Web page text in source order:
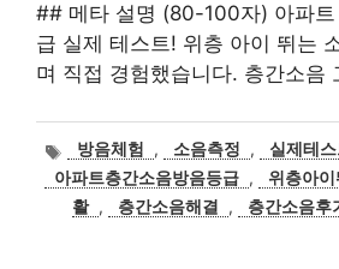
## 메타 설명 (80-100자) 아파트
급 실제 테스트! 위층 아이 뛰는
며 직접 경험했습니다. 층간소음
태
그
방음체험 , 소음측정 , 실제테
아파트층간소음방음등급 , 위층아이
활 , 층간소음해결 , 층간소음후